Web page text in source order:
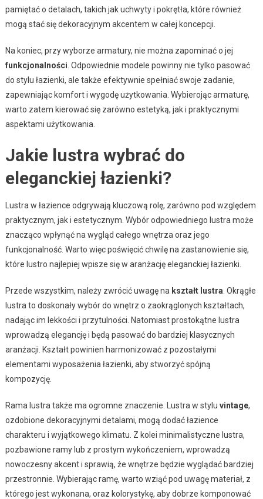
pamiętać o detalach, takich jak uchwyty i pokrętła, które również
mogą stać się dekoracyjnym akcentem w całej koncepcji.
Na koniec, przy wyborze armatury, nie można zapominać o jej
funkcjonalności . Odpowiednie modele powinny nie tylko pasować
do stylu łazienki, ale także efektywnie spełniać swoje zadanie,
zapewniając komfort i wygodę użytkowania. Wybierojąc armaturę,
warto zatem kierować się zarówno estetyką, jak i praktycznymi
aspektami użytkowania.
Jakie lustra wybrać do
eleganckiej łazienki?
Lustra w łazience odgrywają kluczową rolę, zarówno pod względem
praktycznym, jak i estetycznym. Wybór odpowiedniego lustra może
znacząco wpłynąć na wygląd całego wnętrza oraz jego
funkcjonalność. Warto więc poświęcić chwilę na zastanowienie się,
które lustro najlepiej wpisze się w aranżację eleganckiej łazienki.
Przede wszystkim, należy zwrócić uwagę na kształt lustra . Okrągłe
lustra to doskonały wybór do wnętrz o zaokrąglonych kształtach,
nadając im lekkości i przytulności. Natomiast prostokątne lustra
wprowadzą elegancję i będą pasować do bardziej klasycznych
aranżacji. Kształt powinien harmonizować z pozostałymi
elementami wyposażenia łazienki, aby stworzyć spójną
kompozycję.
Rama lustra także ma ogromne znaczenie. Lustra w stylu vintage,
ozdobione dekoracyjnymi detalami, mogą dodać łazience
charakteru i wyjątkowego klimatu. Z kolei minimalistyczne lustra,
pozbawione ramy lub z prostym wykończeniem, wprowadzą
nowoczesny akcent i sprawią, że wnętrze będzie wyglądać bardziej
przestronnie. Wybierając ramę, warto wziąć pod uwagę materiał, z
którego jest wykonana, oraz kolorystykę, aby dobrze komponować